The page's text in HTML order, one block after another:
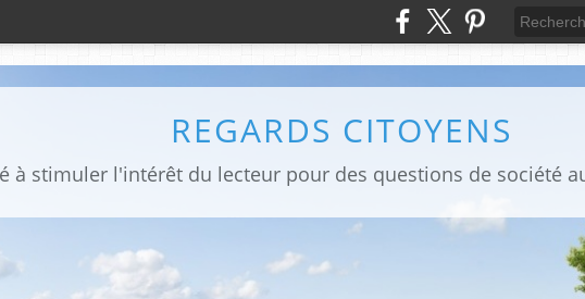
REGARDS CITOYENS